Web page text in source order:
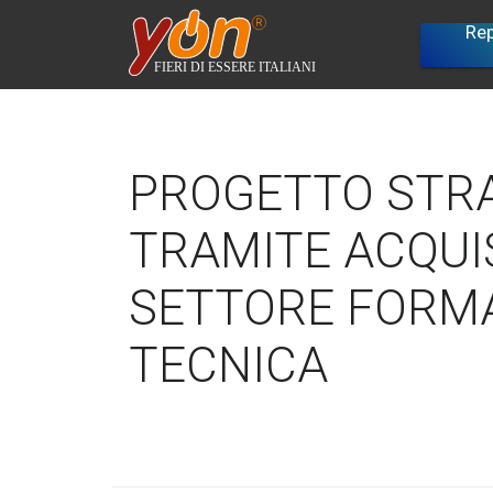
PROGETTO
TRAMITE
SETTORE
TECNICA